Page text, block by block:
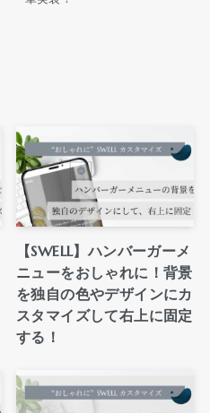
【SWELL】ハンバーガーメ
ニューをおしゃれに！背景
を独自の色やデザインにカ
スタマイズして右上に固定
する！